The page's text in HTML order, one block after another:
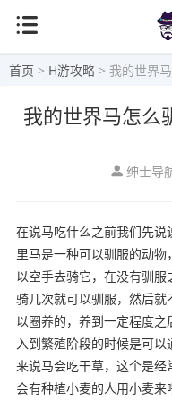
首页 > H游攻略 > 我的世界
我的世界马怎么
绅士导
在说马吃什么之前我们先
里马是一种可以驯服的动
以空手去骑它，在没有驯
骑几次就可以驯服，然后
以圈养的，养到一定程度
入到繁殖阶段的时候是可
来说马会吃干草，这个是
会有种植小麦的人用小麦